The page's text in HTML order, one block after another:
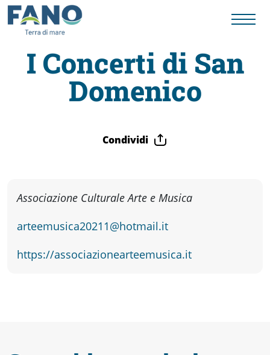
Fano
Cose
da
I Concerti di San
Domenico
Condividi
Associazione Culturale Arte e Musica
arteemusica20211@hotmail.it
https://associazionearteemusica.it